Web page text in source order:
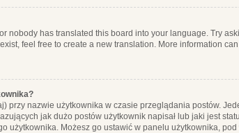
nobody has translated this board into your language. Try
feel free to create a new translation. More information
przy nazwie użytkownika w czasie przeglądania postów.
jak dużo postów użytkownik napisał lub jaki jest
użytkownika. Możesz go ustawić w panelu użytkownika, pod